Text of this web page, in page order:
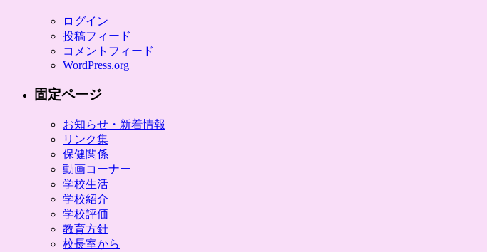
ログイン
投稿フィード
コメントフィード
WordPress.org
固定ページ
お知らせ・新着情報
リンク集
保健関係
動画コーナー
学校生活
学校紹介
学校評価
教育方針
校長室から